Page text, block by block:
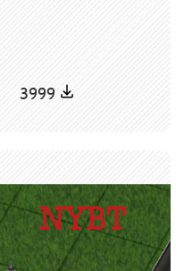
3999